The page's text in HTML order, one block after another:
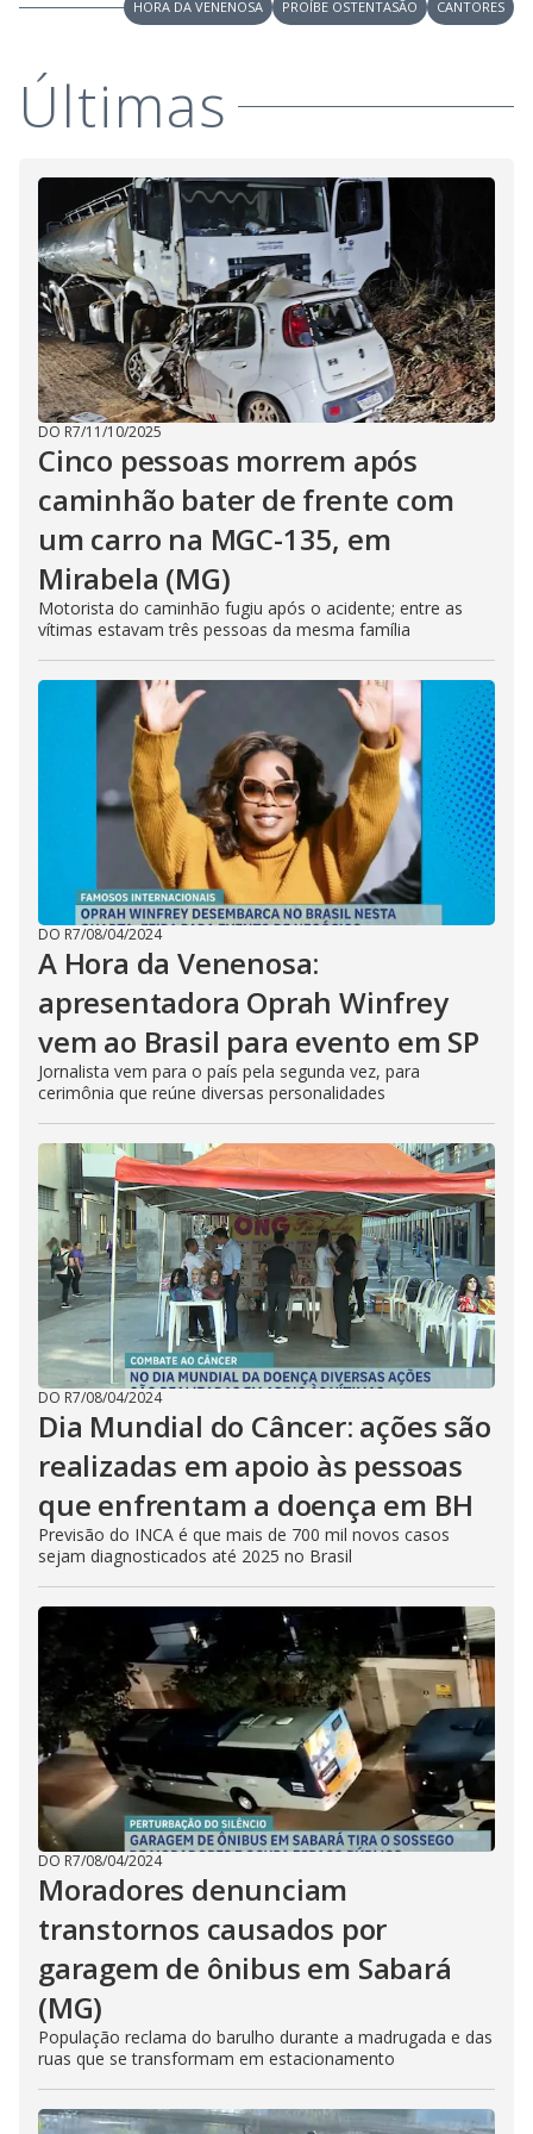
V
i
d
e
o
d HORA DA VENENOSA PROÍBE OSTENTASÃO CANTORES
Últimas
DO R7/11/10/2025
Cinco pessoas morrem após
caminhão bater de frente com
um carro na MGC-135, em
Mirabela (MG)
Motorista do caminhão fugiu após o acidente; entre as
vítimas estavam três pessoas da mesma família
DO R7/08/04/2024
A Hora da Venenosa:
apresentadora Oprah Winfrey
vem ao Brasil para evento em SP
Jornalista vem para o país pela segunda vez, para
cerimônia que reúne diversas personalidades
DO R7/08/04/2024
Dia Mundial do Câncer: ações são
realizadas em apoio às pessoas
que enfrentam a doença em BH
Previsão do INCA é que mais de 700 mil novos casos
sejam diagnosticados até 2025 no Brasil
DO R7/08/04/2024
Moradores denunciam
transtornos causados por
garagem de ônibus em Sabará
(MG)
População reclama do barulho durante a madrugada e das
ruas que se transformam em estacionamento